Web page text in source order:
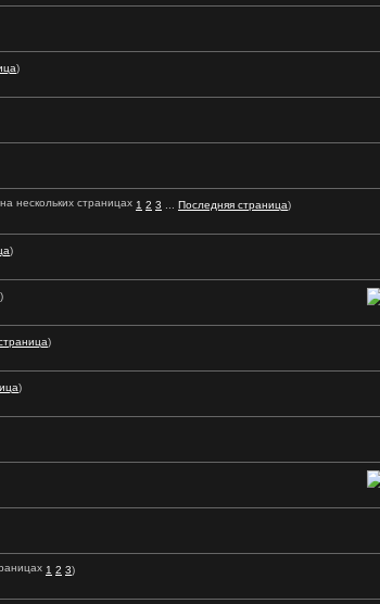
)
1 2 3 Последняя страница)
)
)
)
)
1 2 3)